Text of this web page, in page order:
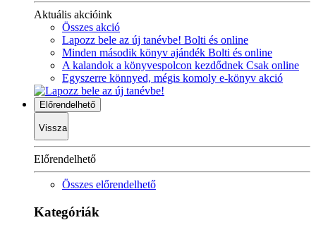
Aktuális akcióink
Összes akció
Lapozz bele az új tanévbe! Bolti és online
Minden második könyv ajándék Bolti és online
A kalandok a könyvespolcon kezdődnek Csak online
Egyszerre könnyed, mégis komoly e-könyv akció
Előrendelhető
Vissza
Előrendelhető
Összes előrendelhető
Kategóriák